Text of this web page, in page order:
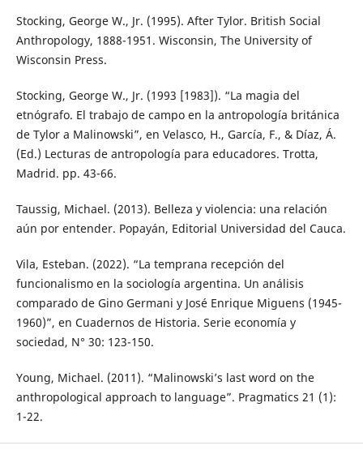
Stocking, George W., Jr. (1995). After Tylor. British Social
Anthropology, 1888-1951. Wisconsin, The University of
Wisconsin Press.
Stocking, George W., Jr. (1993 [1983]). “La magia del
etnógrafo. El trabajo de campo en la antropología británica
de Tylor a Malinowski”, en Velasco, H., García, F., & Díaz, Á.
(Ed.) Lecturas de antropología para educadores. Trotta,
Madrid. pp. 43-66.
Taussig, Michael. (2013). Belleza y violencia: una relación
aún por entender. Popayán, Editorial Universidad del Cauca.
Vila, Esteban. (2022). “La temprana recepción del
funcionalismo en la sociología argentina. Un análisis
comparado de Gino Germani y José Enrique Miguens (1945-
1960)”, en Cuadernos de Historia. Serie economía y
sociedad, N° 30: 123-150.
Young, Michael. (2011). “Malinowski’s last word on the
anthropological approach to language”. Pragmatics 21 (1):
1-22.